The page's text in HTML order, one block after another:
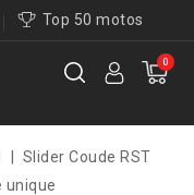
Top 50 motos
0
Slider Coude RST
unique